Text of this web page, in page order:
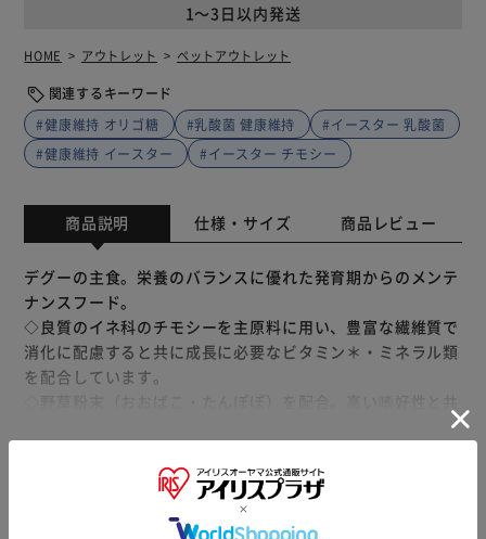
1～3日以内発送
HOME アウトレット ペットアウトレット
関連するキーワード
#健康維持 オリゴ糖
#乳酸菌 健康維持
#イースター 乳酸菌
#健康維持 イースター
#イースター チモシー
商品説明 仕様・サイズ 商品レビュー
デグーの主食。栄養のバランスに優れた発育期からのメンテ
ナンスフード。
◇良質のイネ科のチモシーを主原料に用い、豊富な繊維質で
消化に配慮すると共に成長に必要なビタミン＊・ミネラル類
を配合しています。
（EC-12株）配合。
＊ビタミンCは耐熱性高機能ビタミンＣ配合
※製品は予告なく仕様を変更する場合がございます。あらか
じめご了承ください。